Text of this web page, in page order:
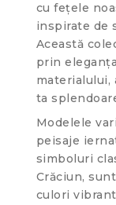
cu fețele
inspirate de
Această
prin
materialului,
ta
Modelele
peisaje
simboluri
Crăciun,
culori